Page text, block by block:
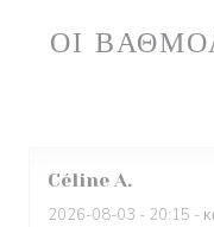
ΟΙ
Céline A
2026-08-03 - 20:15 -